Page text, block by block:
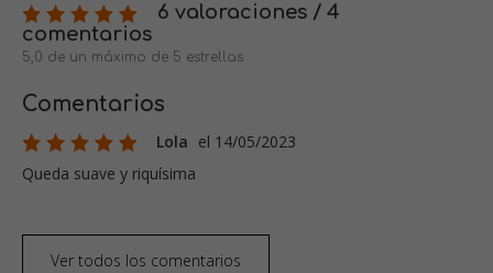
6 valoraciones / 4
comentarios
5,0 de un máximo de 5 estrellas
Comentarios
Lola el 14/05/2023
Queda suave y riquísima
Ver todos los comentarios